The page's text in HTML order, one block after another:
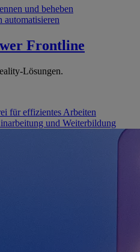
und beheben
Frontline
Lösungen.
für effizientes Arbeiten
und Weiterbildung